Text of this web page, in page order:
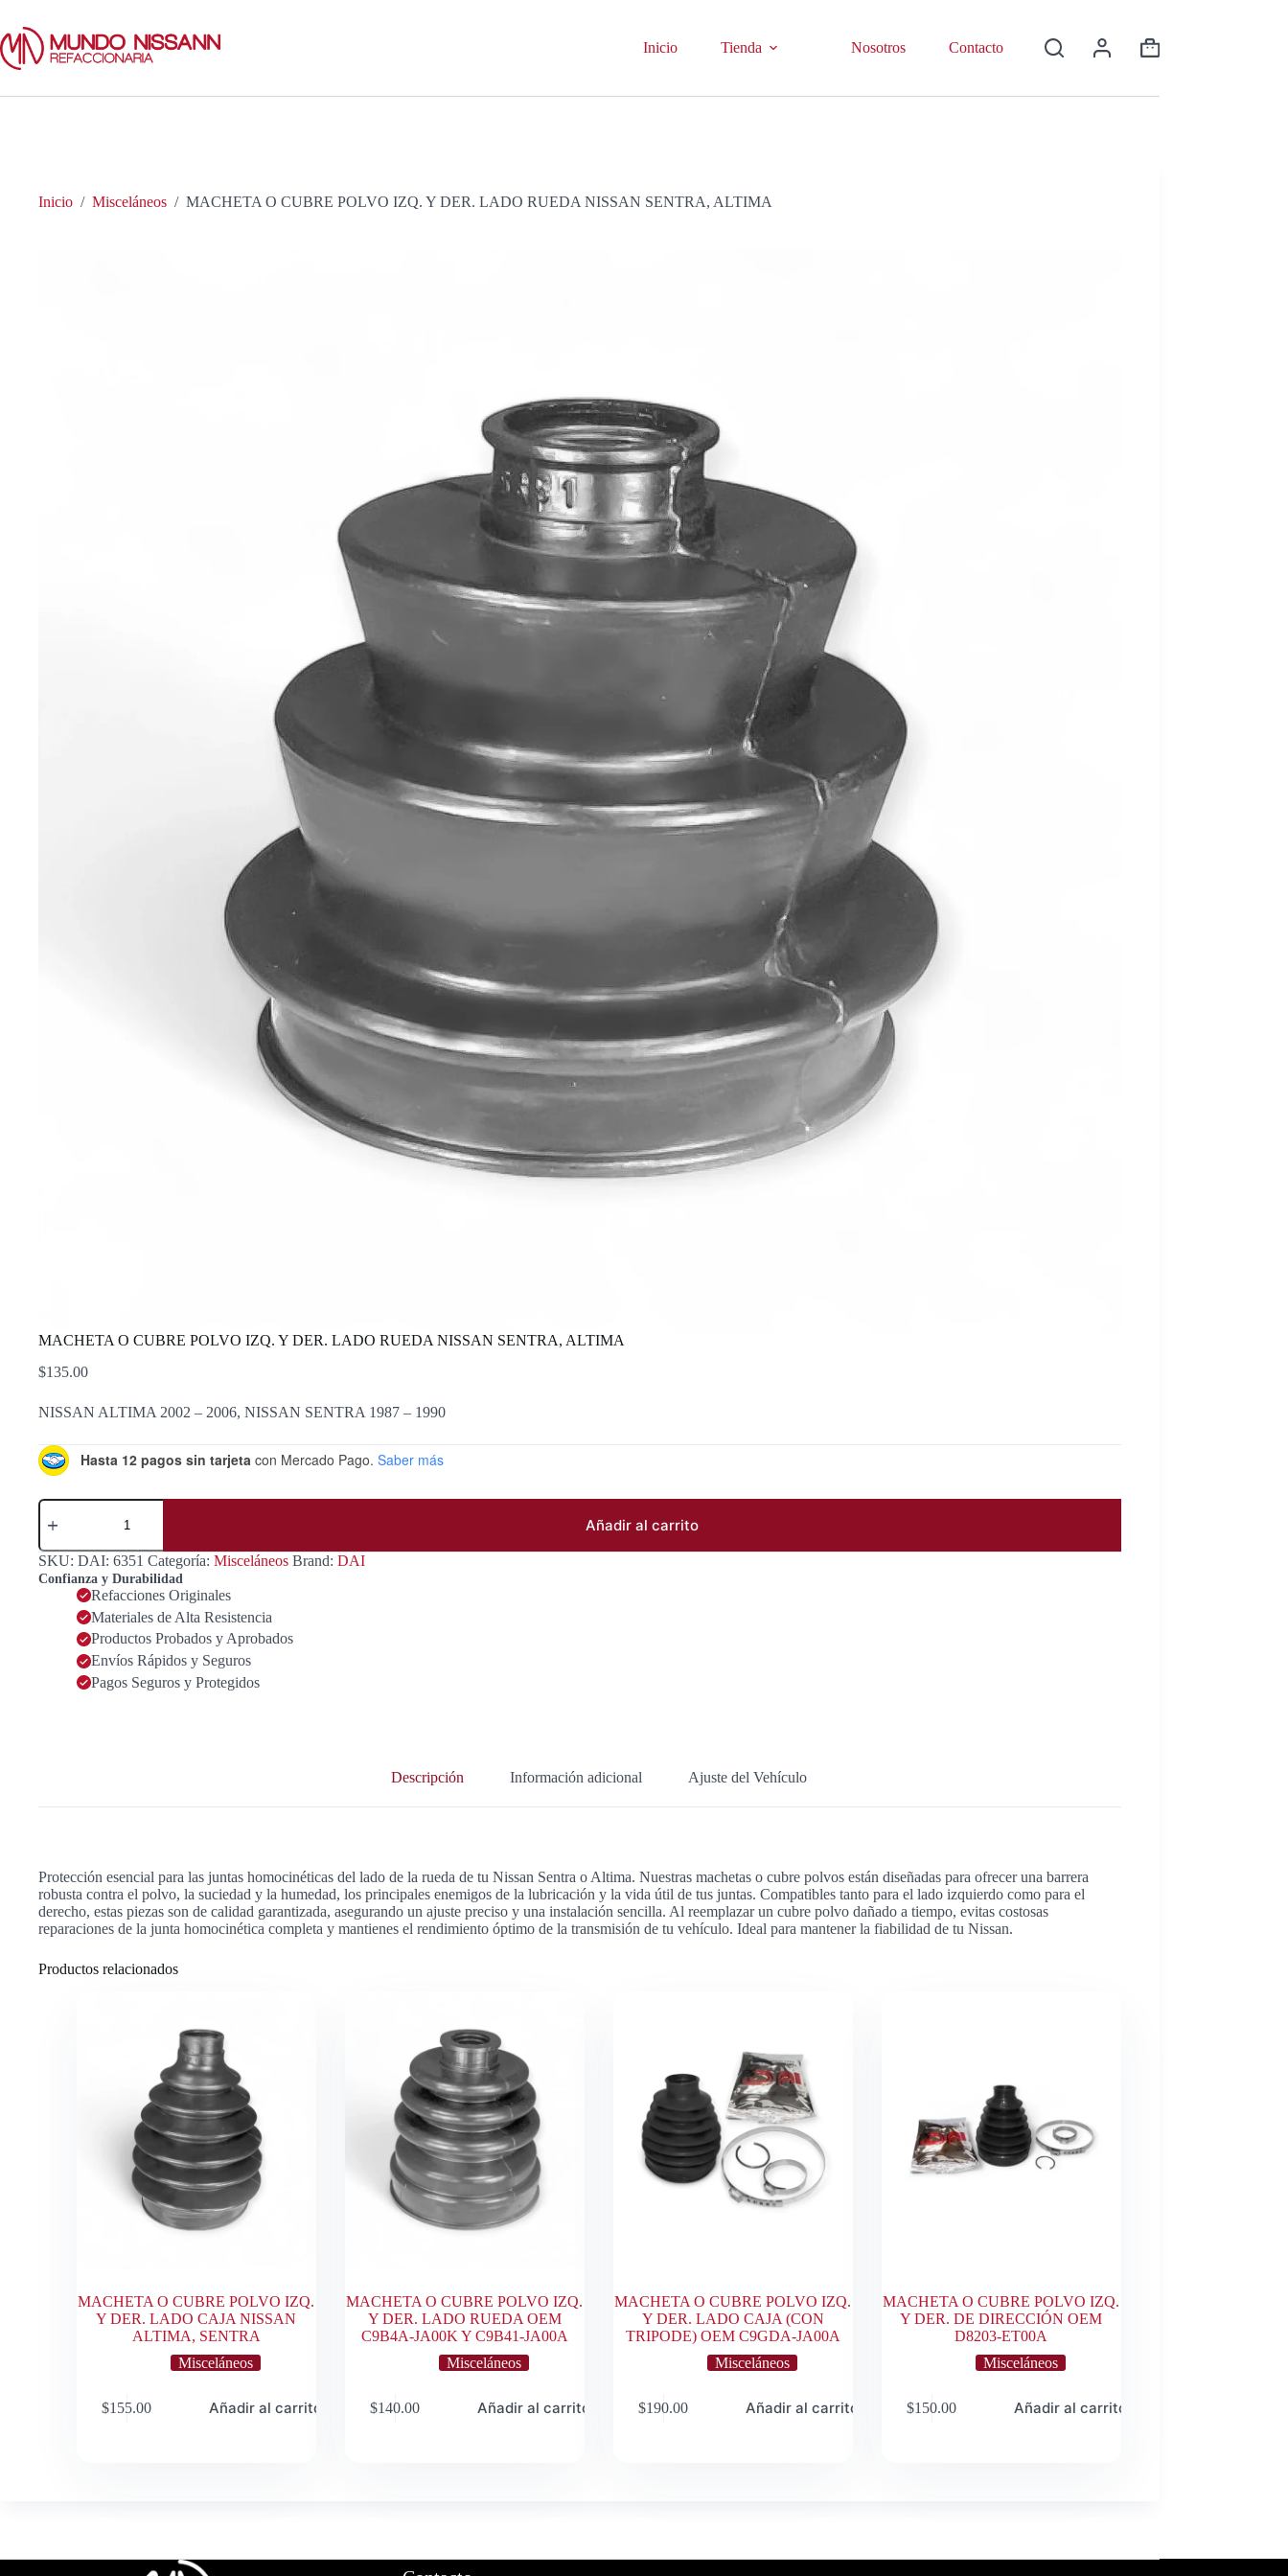
contenido
Inicio Tienda Nosotros Contacto
Shopping
Inicio / Misceláneos / MACHETA O CUBRE POLVO IZQ. Y DER. LADO RUEDA NISSAN SENTRA, ALTIMA
MACHETA O CUBRE POLVO IZQ. Y DER. LADO RUEDA NISSAN SENTRA, ALTIMA
$135.00
NISSAN ALTIMA 2002 – 2006, NISSAN SENTRA 1987 – 1990
Hasta 12 pagos sin tarjeta con Mercado Pago. Saber más
MACHETA
POLVO
IZQ.
Y
LADO
RUEDA
NISSAN
SENTRA,
ALTIMA
Añadir al carrito
SKU: DAI: 6351 Categoría: Misceláneos Brand: DAI
Confianza y Durabilidad
Refacciones Originales
Materiales de Alta Resistencia
Productos Probados y Aprobados
Envíos Rápidos y Seguros
Pagos Seguros y Protegidos
Descripción Información adicional Ajuste del Vehículo
Protección esencial para las juntas homocinéticas del lado de la rueda de tu Nissan Sentra o Altima. Nuestras machetas o cubre polvos están diseñadas para ofrecer una barrera
robusta contra el polvo, la suciedad y la humedad, los principales enemigos de la lubricación y la vida útil de tus juntas. Compatibles tanto para el lado izquierdo como para el
derecho, estas piezas son de calidad garantizada, asegurando un ajuste preciso y una instalación sencilla. Al reemplazar un cubre polvo dañado a tiempo, evitas costosas
reparaciones de la junta homocinética completa y mantienes el rendimiento óptimo de la transmisión de tu vehículo. Ideal para mantener la fiabilidad de tu Nissan.
Productos relacionados
MACHETA O CUBRE POLVO IZQ.
Y DER. LADO CAJA NISSAN
ALTIMA, SENTRA
Misceláneos
$155.00 Añadir al carrito
MACHETA O CUBRE POLVO IZQ.
Y DER. LADO RUEDA OEM
C9B4A-JA00K Y C9B41-JA00A
Misceláneos
$140.00 Añadir al carrito
MACHETA O CUBRE POLVO IZQ.
Y DER. LADO CAJA (CON
TRIPODE) OEM C9GDA-JA00A
Misceláneos
$190.00 Añadir al carrito
MACHETA O CUBRE POLVO IZQ.
Y DER. DE DIRECCIÓN OEM
D8203-ET00A
Misceláneos
$150.00 Añadir al carrito